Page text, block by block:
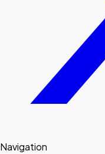
Navigation